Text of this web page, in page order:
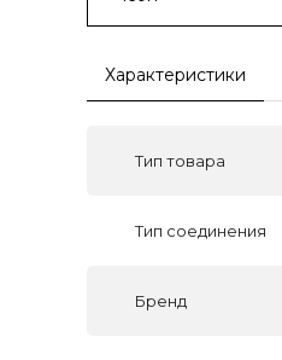
Характеристики
Тип товара
Тип соединения
Бренд